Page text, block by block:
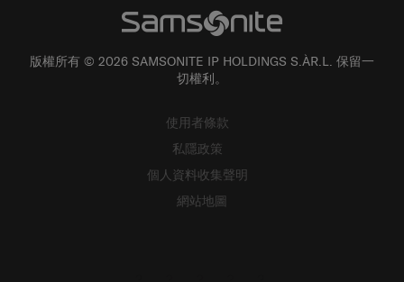
切權利。
私隱政策
個人資料收集聲明
網站地圖